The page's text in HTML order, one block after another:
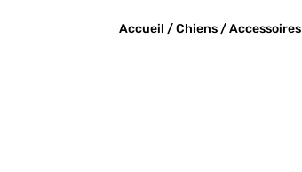
Accueil /Chiens/Accessoires